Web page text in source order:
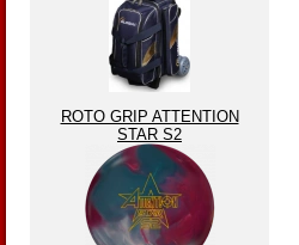
ROTO GRIP ATTENTION
STAR S2